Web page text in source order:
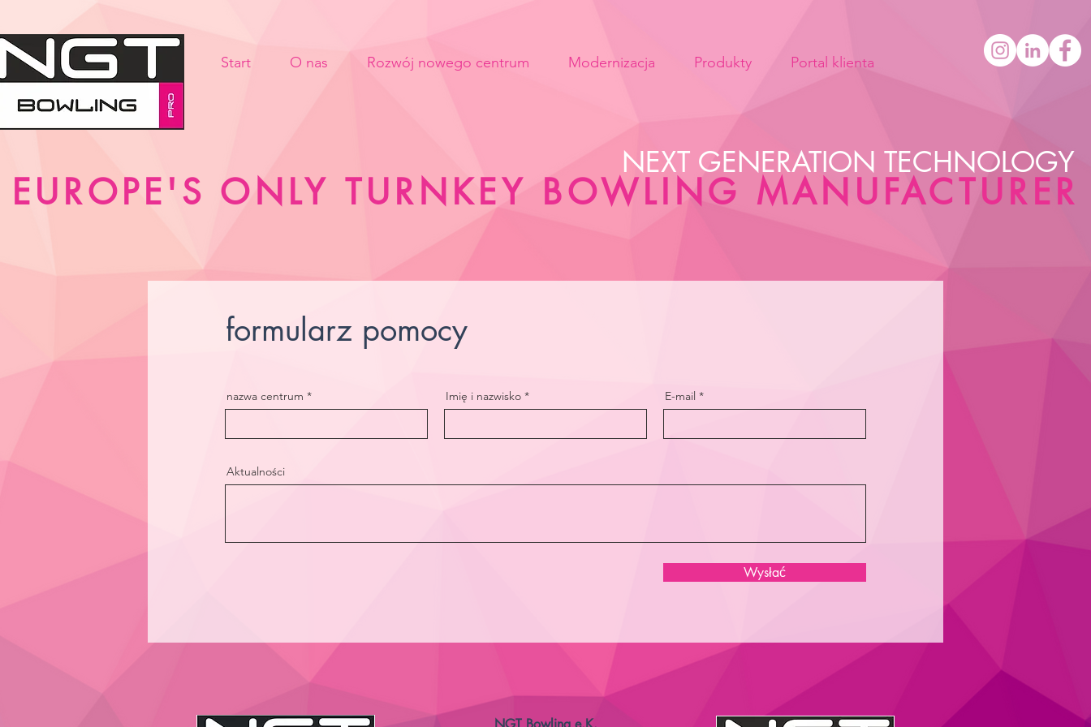
Start O nas Rozwój nowego centrum Modernizacja Produkty Portal klienta
NEXT GENERATION TECHNOLOGY
EUROPE'S ONLY TURNKEY BOWLING MANUFACTURER
formularz pomocy
nazwa centrum Imię i nazwisko E-mail
Aktualności
Wysłać